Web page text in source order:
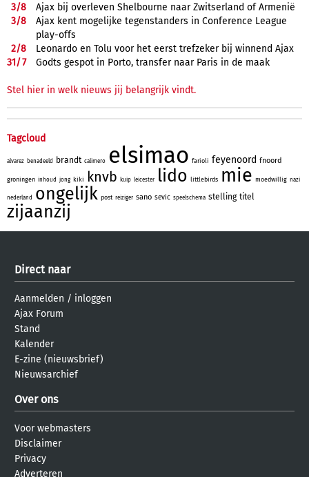
3/8
Ajax bij overleven Shelbourne naar Zwitserland of Armenië
3/8
Ajax kent mogelijke tegenstanders in Conference League
play-offs
2/8
Leonardo en Tolu voor het eerst trefzeker bij winnend Ajax
31/7 Godts gespot in Porto, transfer naar Paris in de maak
Stel hier in welk nieuws jij belangrijk vindt.
Tagcloud
alvarez benadeeld brandt calimero elsimao farioli feyenoord fnoord
groningen inhoud jong kiki knvb kuip leicester lido littlebirds mie moedwillig nazi
nederland ongelijk post reiziger sano sevic speelschema stelling titel
zijaanzij
Direct naar
Aanmelden / inloggen
Ajax Forum
Stand
Kalender
E-zine (nieuwsbrief)
Nieuwsarchief
Over ons
Voor webmasters
Disclaimer
Privacy
Adverteren